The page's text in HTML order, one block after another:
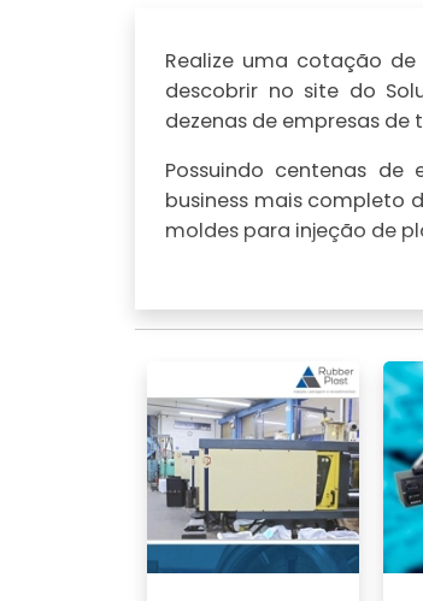
Realize uma cotação
descobrir no site do
dezenas de empresas
Possuindo centenas de
business mais completo
moldes para injeção de